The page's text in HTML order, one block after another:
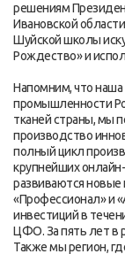
решениям
Ивановской
Шуйской школы
Рождество» и
Напомним, что наша
промышленности
тканей страны, мы
производство
полный цикл
крупнейших
развиваются
«Профессионал» и
инвестиций в
ЦФО. За пять лет в
Также мы регион,